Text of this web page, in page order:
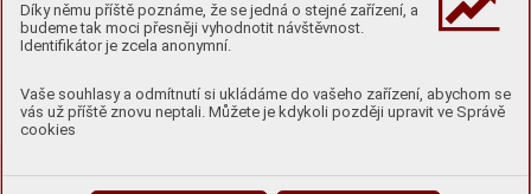
Díky němu příště poznáme, že se jedná o stejné zařízení, a
budeme tak moci přesněji vyhodnotit návštěvnost.
Identifikátor je zcela anonymní.
Vaše souhlasy a odmítnutí si ukládáme do vašeho zařízení, abychom se
vás už příště znovu neptali. Můžete je kdykoli později upravit ve Správě
cookies
Nenechte si ujít